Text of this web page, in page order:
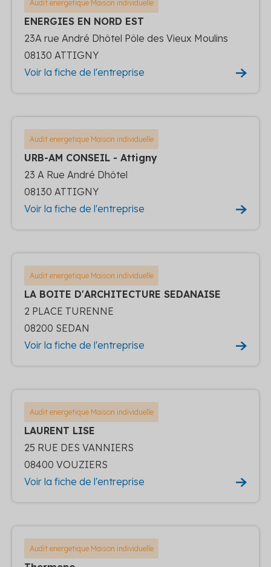
Audit energetique Maison individuelle
ENERGIES EN NORD EST
23A rue André Dhôtel Pôle des Vieux Moulins
08130 ATTIGNY
Voir la fiche de l'entreprise
Audit energetique Maison individuelle
URB-AM CONSEIL - Attigny
23 A Rue André Dhôtel
08130 ATTIGNY
Voir la fiche de l'entreprise
Audit energetique Maison individuelle
LA BOITE D'ARCHITECTURE SEDANAISE
2 PLACE TURENNE
08200 SEDAN
Voir la fiche de l'entreprise
Audit energetique Maison individuelle
LAURENT LISE
25 RUE DES VANNIERS
08400 VOUZIERS
Voir la fiche de l'entreprise
Audit energetique Maison individuelle